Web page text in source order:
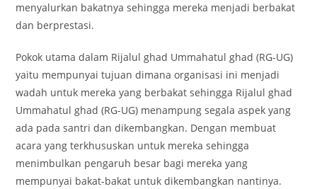
menyalurkan bakatnya sehingga mereka menjadi berbakat
dan berprestasi.
Pokok utama dalam Rijalul ghad Ummahatul ghad (RG-UG)
yaitu mempunyai tujuan dimana organisasi ini menjadi
wadah untuk mereka yang berbakat sehingga Rijalul ghad
Ummahatul ghad (RG-UG) menampung segala aspek yang
ada pada santri dan dikembangkan. Dengan membuat
acara yang terkhususkan untuk mereka sehingga
menimbulkan pengaruh besar bagi mereka yang
mempunyai bakat-bakat untuk dikembangkan nantinya.